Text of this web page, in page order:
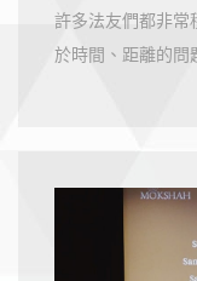
許多法友們都非常
於時間、距離的問